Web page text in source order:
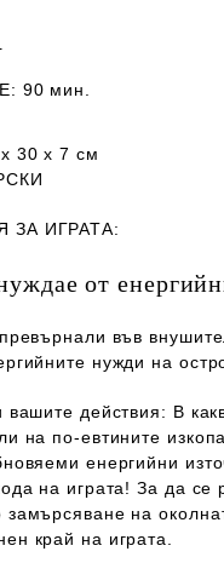
: 90 мин.
30 х 7 см
ЗА ИГРАТА:
от
във
нужди на
вашите действия: В
на по-евтините
енергийни
на играта! За да се
замърсяване на
край на играта.